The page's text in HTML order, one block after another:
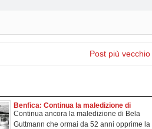
Post più vecchio
Benfica: Continua la maledizione di
Guttmann!
Continua ancora la maledizione di Bela
Guttmann che ormai da 52 anni opprime la